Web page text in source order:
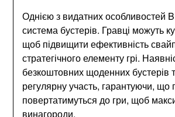
Однією з видатних особливостей
система бустерів. Гравці можуть
щоб підвищити ефективність
стратегічного елементу грі.
безкоштовних щоденних бустерів
регулярну участь, гарантуючи, що
повертатимуться до гри, щоб
винагороди.